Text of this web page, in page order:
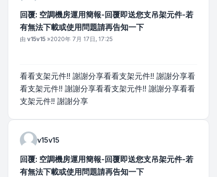
回覆: 空調機房運用簡報-回覆即送您支吊架元件-若
有無法下載或使用問題請再告知一下
文章
由 v15v15 »2020年 7月 17日, 17:25
看看支架元件!! 謝謝分享看看支架元件!! 謝謝分享看
看支架元件!! 謝謝分享看看支架元件!! 謝謝分享看看
支架元件!! 謝謝分享
v15v15
回覆: 空調機房運用簡報-回覆即送您支吊架元件-若
有無法下載或使用問題請再告知一下